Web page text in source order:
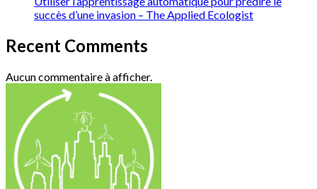
succès d’une invasion – The Applied Ecologist
Recent Comments
Aucun commentaire à afficher.